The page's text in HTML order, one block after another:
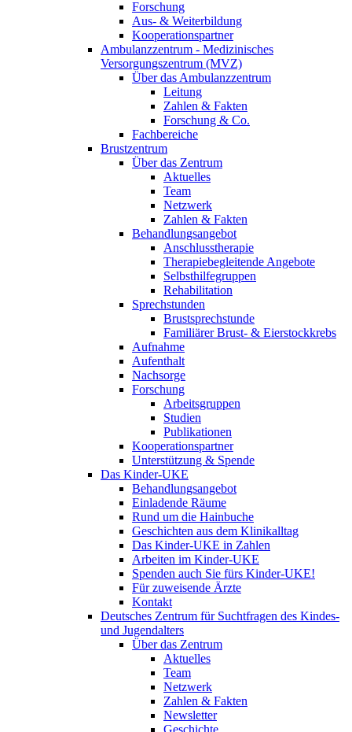
Forschung
Aus- & Weiterbildung
Kooperationspartner
Ambulanzzentrum - Medizinisches
Versorgungszentrum (MVZ)
Über das Ambulanzzentrum
Leitung
Zahlen & Fakten
Forschung & Co.
Fachbereiche
Brustzentrum
Über das Zentrum
Aktuelles
Team
Netzwerk
Zahlen & Fakten
Behandlungsangebot
Anschlusstherapie
Therapiebegleitende Angebote
Selbsthilfegruppen
Rehabilitation
Sprechstunden
Brustsprechstunde
Familiärer Brust- & Eierstockkrebs
Aufnahme
Aufenthalt
Nachsorge
Forschung
Arbeitsgruppen
Studien
Publikationen
Kooperationspartner
Unterstützung & Spende
Das Kinder-UKE
Behandlungsangebot
Einladende Räume
Rund um die Hainbuche
Geschichten aus dem Klinikalltag
Das Kinder-UKE in Zahlen
Arbeiten im Kinder-UKE
Spenden auch Sie fürs Kinder-UKE!
Für zuweisende Ärzte
Kontakt
Deutsches Zentrum für Suchtfragen des Kindes-
und Jugendalters
Über das Zentrum
Aktuelles
Team
Netzwerk
Zahlen & Fakten
Newsletter
Geschichte